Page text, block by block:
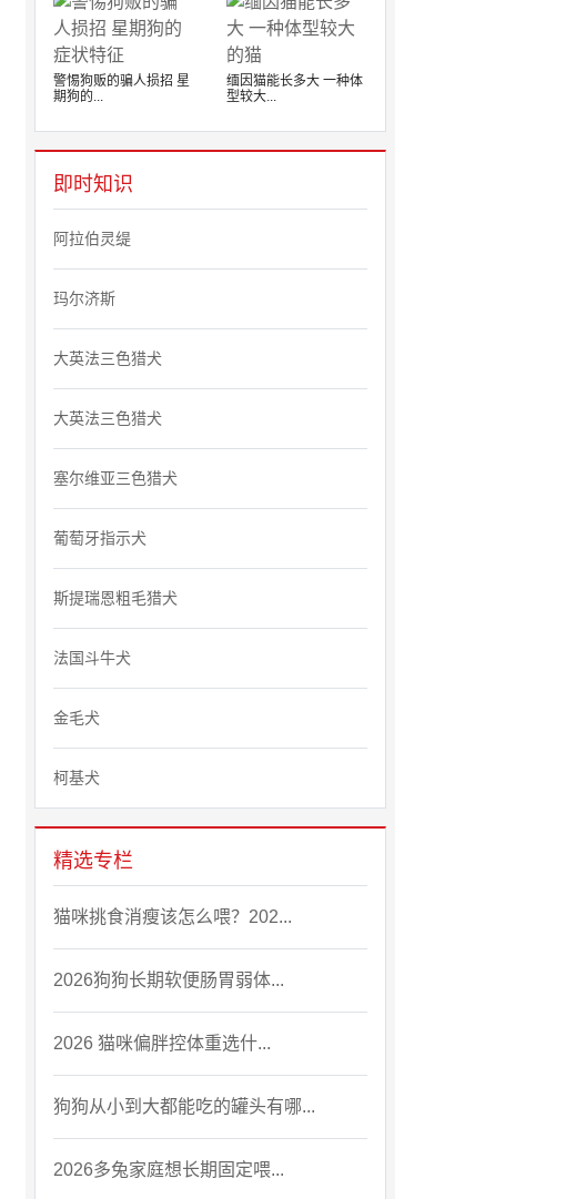
警惕狗贩的骗人损招 星
期狗的...
缅因猫能长多大 一种体
型较大...
即时知识
阿拉伯灵缇
玛尔济斯
大英法三色猎犬
大英法三色猎犬
塞尔维亚三色猎犬
葡萄牙指示犬
斯提瑞恩粗毛猎犬
法国斗牛犬
金毛犬
柯基犬
精选专栏
猫咪挑食消瘦该怎么喂？202...
2026狗狗长期软便肠胃弱体...
2026 猫咪偏胖控体重选什...
狗狗从小到大都能吃的罐头有哪...
2026多兔家庭想长期固定喂...